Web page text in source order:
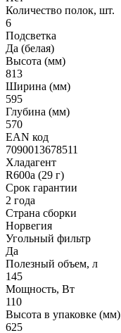
Количество полок, шт.
6
Подсветка
Да (белая)
Высота (мм)
813
Ширина (мм)
595
Глубина (мм)
570
EAN код
7090013678511
Хладагент
R600a (29 г)
Срок гарантии
2 года
Страна сборки
Норвегия
Угольный фильтр
Да
Полезный объем, л
145
Мощность, Вт
110
Высота в упаковке (мм)
625